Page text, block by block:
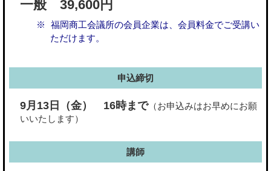
一般 39,600円
福岡商工会議所の会員企業は、会員料金でご受講い
ただけます。
申込締切
9月13日（金） 16時まで（お申込みはお早めにお願
いいたします）
講師